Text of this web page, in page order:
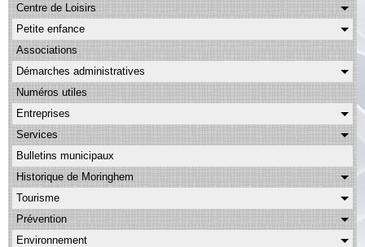
CAPSO
Urbanisme
Transports
Albums
Facebook
Contact
Centre de Loisirs
Petite enfance
Associations
Démarches administratives
Numéros utiles
Entreprises
Services
Bulletins municipaux
Historique de Moringhem
Tourisme
Prévention
Environnement